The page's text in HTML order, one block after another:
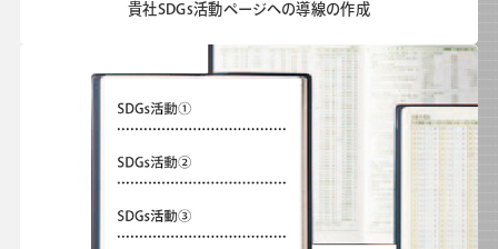
貴社SDGs活動ページへの導線の作成